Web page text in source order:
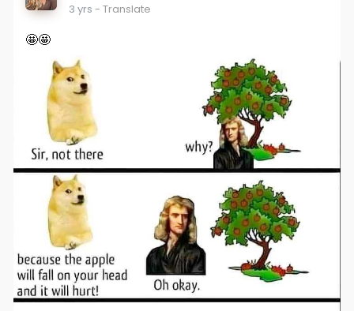
3 yrs - Translate
🤩🤩